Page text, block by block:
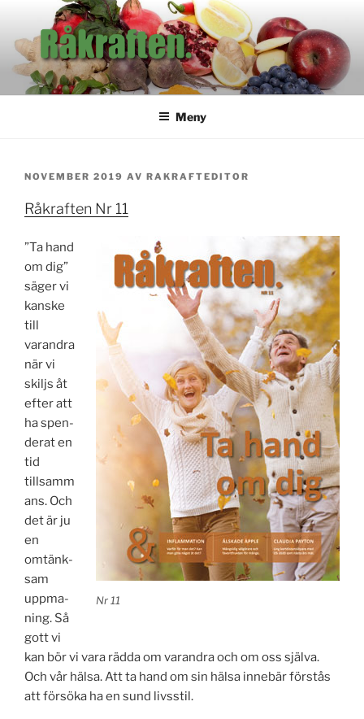
innehåll
RÅKRAFTEN
Tidningen för dig som är intresserad av hälsa.
Meny
PUBLICERAT
NOVEMBER 2019 AV RAKRAFTEDITOR
Råkraften Nr 11
Nr 11
”Ta hand
om dig”
säger vi
kanske
till
varandra
när vi
skiljs åt
efter att
ha spen­
derat en
tid
tillsamm
ans. Och
det är ju
en
omtänk­
sam
uppma­
ning. Så
gott vi
kan bör vi vara rädda om varandra och om oss själva.
Och vår hälsa. Att ta hand om sin hälsa innebär förstås
att försöka ha en sund livsstil.